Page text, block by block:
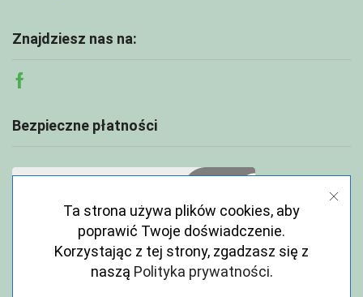
Znajdziesz nas na:
Facebook
Bezpieczne płatności
Ta strona używa plików cookies, aby
poprawić Twoje doświadczenie.
Korzystając z tej strony, zgadzasz się z
naszą Polityka prywatności.